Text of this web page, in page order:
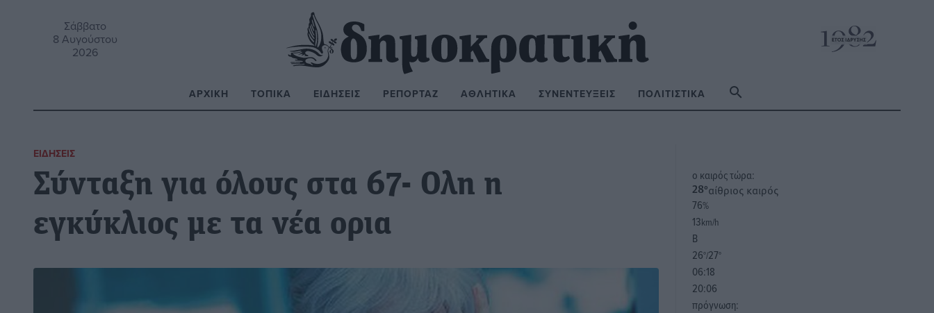
Σάββατο
8 Αυγούστου
2026
ΑΡΧΙΚΉ ΤΟΠΙΚΆ ΕΙΔΉΣΕΙΣ ΡΕΠΟΡΤΆΖ ΑΘΛΗΤΙΚΆ ΣΥΝΕΝΤΕΎΞΕΙΣ ΠΟΛΙΤΙΣΤΙΚΆ
ΕΙΔΉΣΕΙΣ
Σύνταξη για όλους στα 67- Ολη η
εγκύκλιος με τα νέα ορια
o καιρός τώρα:
28°αίθριος καιρός
76%
13km/h
Β
26°/27°
06:18
20:06
πρόγνωση: